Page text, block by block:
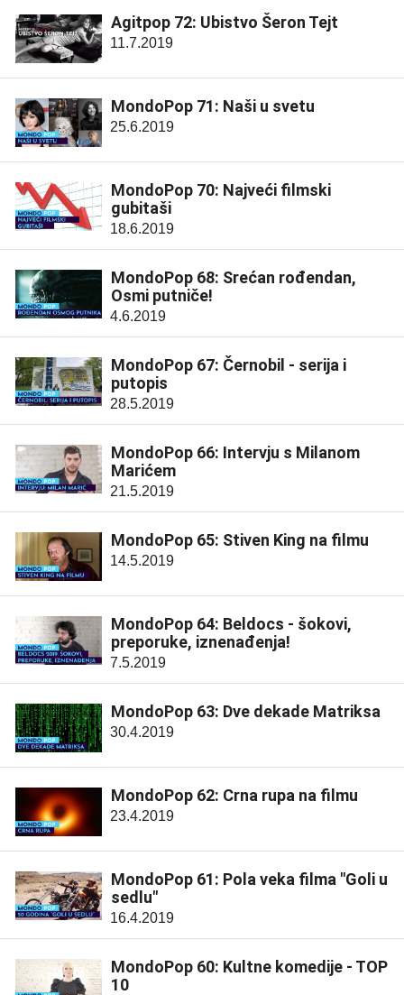
Agitpop 72: Ubistvo Šeron Tejt
11.7.2019
MondoPop 71: Naši u svetu
25.6.2019
MondoPop 70: Najveći filmski
gubitaši
18.6.2019
MondoPop 68: Srećan rođendan,
Osmi putniče!
4.6.2019
MondoPop 67: Černobil - serija i
putopis
28.5.2019
MondoPop 66: Intervju s Milanom
Marićem
21.5.2019
MondoPop 65: Stiven King na filmu
14.5.2019
MondoPop 64: Beldocs - šokovi,
preporuke, iznenađenja!
7.5.2019
MondoPop 63: Dve dekade Matriksa
30.4.2019
MondoPop 62: Crna rupa na filmu
23.4.2019
MondoPop 61: Pola veka filma "Goli u
sedlu"
16.4.2019
MondoPop 60: Kultne komedije - TOP
10